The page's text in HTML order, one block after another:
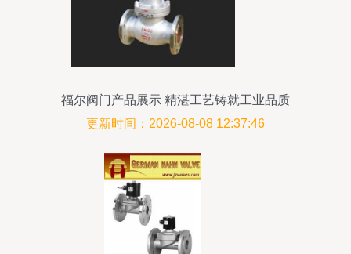
福尔阀门产品展示 精湛工艺铸就工业品质
更新时间：2026-08-08 12:37:46